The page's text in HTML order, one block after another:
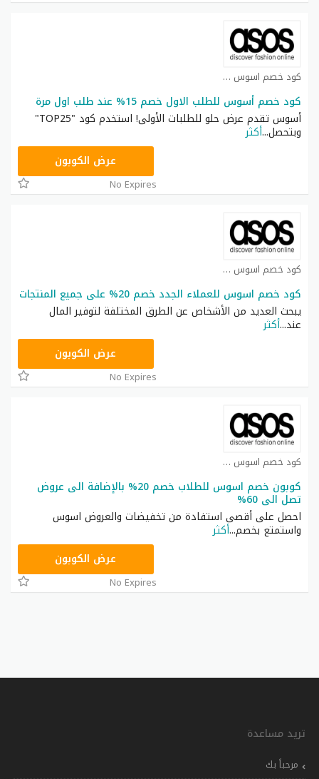
كود خصم اسوس كوبون
كود خصم أسوس للطلب الاول خصم 15% عند طلب اول مرة
أسوس تقدم عرض حلو للطلبات الأولى! استخدم كود "TOP25"
وبتحصل...أكثر
TOP25عرض الكوبون
No Expires
كود خصم اسوس كوبون
كود خصم اسوس للعملاء الجدد خصم 20% على جميع المنتجات
يبحث العديد من الأشخاص عن الطرق المختلفة لتوفير المال
عند...أكثر
TOP25عرض الكوبون
No Expires
كود خصم اسوس كوبون
كوبون خصم اسوس للطلاب خصم 20% بالإضافة الى عروض
تصل الى 60%
احصل على أقصى استفادة من تخفيضات والعروض اسوس
واستمتع بخصم...أكثر
20YAYعرض الكوبون
No Expires
تريد مساعدة
مرحباً بك